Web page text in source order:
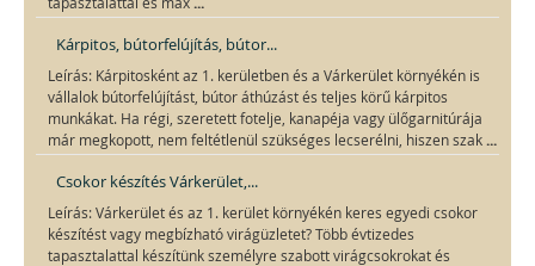
Kárpitos, bútorfelújítás, bútor...
Leírás: Kárpitosként az 1. kerületben és a Várkerület környékén is
vállalok bútorfelújítást, bútor áthúzást és teljes körű kárpitos
munkákat. Ha régi, szeretett fotelje, kanapéja vagy ülőgarnitúrája
már megkopott, nem feltétlenül szükséges lecserélni, hiszen szak ...
Csokor készítés Várkerület,...
Leírás: Várkerület és az 1. kerület környékén keres egyedi csokor
készítést vagy megbízható virágüzletet? Több évtizedes
tapasztalattal készítünk személyre szabott virágcsokrokat és